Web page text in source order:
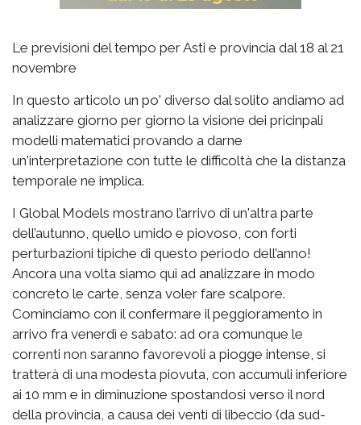
Le previsioni del tempo per Asti e provincia dal 18 al 21
novembre
In questo articolo un po' diverso dal solito andiamo ad
analizzare giorno per giorno la visione dei pricinpali
modelli matematici provando a darne
un'interpretazione con tutte le difficoltà che la distanza
temporale ne implica.
I Global Models mostrano l’arrivo di un'altra parte
dell’autunno, quello umido e piovoso, con forti
perturbazioni tipiche di questo periodo dell’anno!
Ancora una volta siamo qui ad analizzare in modo
concreto le carte, senza voler fare scalpore.
Cominciamo con il confermare il peggioramento in
arrivo fra venerdì e sabato: ad ora comunque le
correnti non saranno favorevoli a piogge intense, si
tratterà di una modesta piovuta, con accumuli inferiore
ai 10 mm e in diminuzione spostandosi verso il nord
della provincia, a causa dei venti di libeccio (da sud-